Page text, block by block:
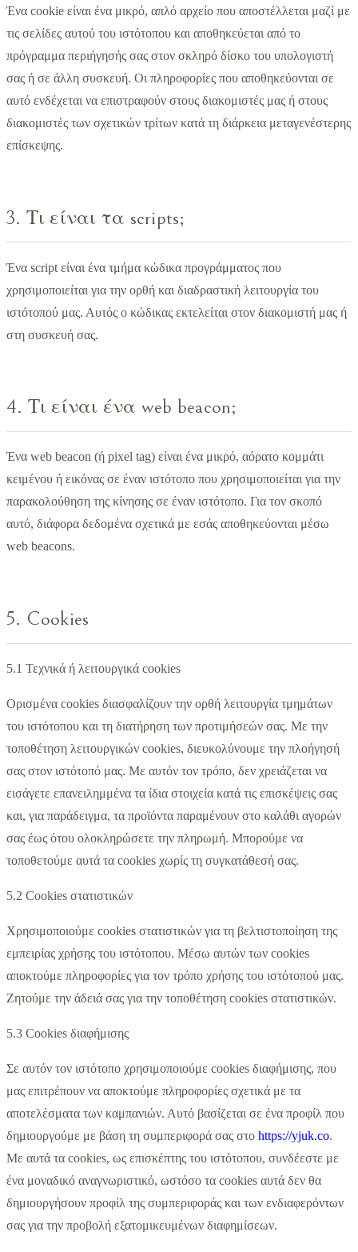
Ένα cookie είναι ένα μικρό, απλό αρχείο που αποστέλλεται μαζί με
τις σελίδες αυτού του ιστότοπου και αποθηκεύεται από το
πρόγραμμα περιήγησής σας στον σκληρό δίσκο του υπολογιστή
σας ή σε άλλη συσκευή. Οι πληροφορίες που αποθηκεύονται σε
αυτό ενδέχεται να επιστραφούν στους διακομιστές μας ή στους
διακομιστές των σχετικών τρίτων κατά τη διάρκεια μεταγενέστερης
επίσκεψης.
3. Τι είναι τα scripts;
Ένα script είναι ένα τμήμα κώδικα προγράμματος που
χρησιμοποιείται για την ορθή και διαδραστική λειτουργία του
ιστότοπού μας. Αυτός ο κώδικας εκτελείται στον διακομιστή μας ή
στη συσκευή σας.
4. Τι είναι ένα web beacon;
Ένα web beacon (ή pixel tag) είναι ένα μικρό, αόρατο κομμάτι
κειμένου ή εικόνας σε έναν ιστότοπο που χρησιμοποιείται για την
παρακολούθηση της κίνησης σε έναν ιστότοπο. Για τον σκοπό
αυτό, διάφορα δεδομένα σχετικά με εσάς αποθηκεύονται μέσω
web beacons.
5. Cookies
5.1 Τεχνικά ή λειτουργικά cookies
Ορισμένα cookies διασφαλίζουν την ορθή λειτουργία τμημάτων
του ιστότοπου και τη διατήρηση των προτιμήσεών σας. Με την
τοποθέτηση λειτουργικών cookies, διευκολύνουμε την πλοήγησή
σας στον ιστότοπό μας. Με αυτόν τον τρόπο, δεν χρειάζεται να
εισάγετε επανειλημμένα τα ίδια στοιχεία κατά τις επισκέψεις σας
και, για παράδειγμα, τα προϊόντα παραμένουν στο καλάθι αγορών
σας έως ότου ολοκληρώσετε την πληρωμή. Μπορούμε να
τοποθετούμε αυτά τα cookies χωρίς τη συγκατάθεσή σας.
5.2 Cookies στατιστικών
Χρησιμοποιούμε cookies στατιστικών για τη βελτιστοποίηση της
εμπειρίας χρήσης του ιστότοπου. Μέσω αυτών των cookies
αποκτούμε πληροφορίες για τον τρόπο χρήσης του ιστότοπού μας.
Ζητούμε την άδειά σας για την τοποθέτηση cookies στατιστικών.
5.3 Cookies διαφήμισης
Σε αυτόν τον ιστότοπο χρησιμοποιούμε cookies διαφήμισης, που
μας επιτρέπουν να αποκτούμε πληροφορίες σχετικά με τα
αποτελέσματα των καμπανιών. Αυτό βασίζεται σε ένα προφίλ που
δημιουργούμε με βάση τη συμπεριφορά σας στο https://yjuk.co.
Με αυτά τα cookies, ως επισκέπτης του ιστότοπου, συνδέεστε με
ένα μοναδικό αναγνωριστικό, ωστόσο τα cookies αυτά δεν θα
δημιουργήσουν προφίλ της συμπεριφοράς και των ενδιαφερόντων
σας για την προβολή εξατομικευμένων διαφημίσεων.